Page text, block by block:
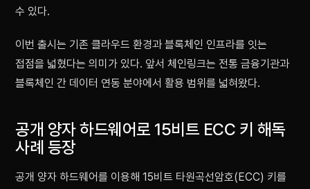
수 있다.
이번 출시는 기존 클라우드 환경과 블록체인 인프라를 잇는
접점을 넓혔다는 의미가 있다. 앞서 체인링크는 전통 금융기관과
블록체인 간 데이터 연동 분야에서 활용 범위를 넓혀왔다.
공개 양자 하드웨어로 15비트 ECC 키 해독
사례 등장
공개 양자 하드웨어를 이용해 15비트 타원곡선암호(ECC) 키를